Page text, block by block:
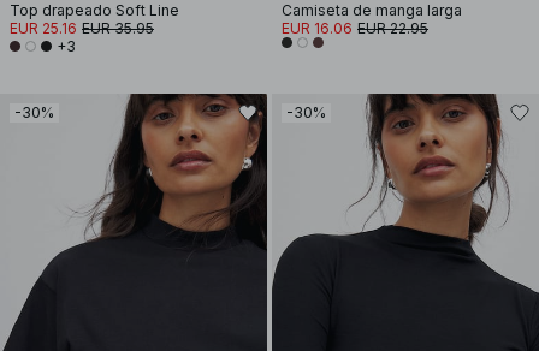
Top drapeado Soft Line
EUR 25.16 EUR 35.95
+3
Camiseta de manga larga
EUR 16.06 EUR 22.95
-30% -30%